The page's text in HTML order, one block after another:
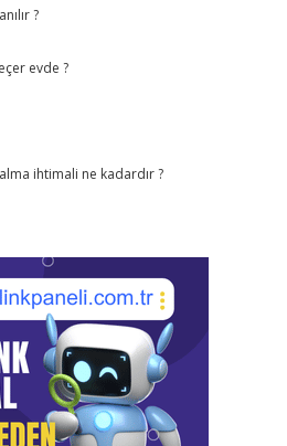
?
evde ?
ihtimali ne kadardır ?